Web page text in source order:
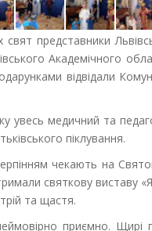
представники
Академічного
відвідали
увесь медичний та
піклування.
чекають на
святкову виставу
та щастя.
приємно.